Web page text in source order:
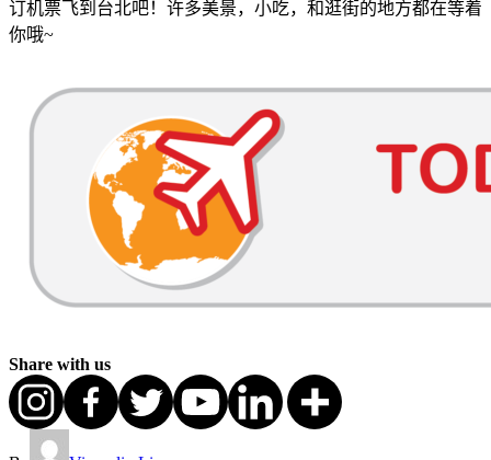
订机票飞到台北吧！许多美景，小吃，和逛街的地方都在等着
你哦~
Share with us